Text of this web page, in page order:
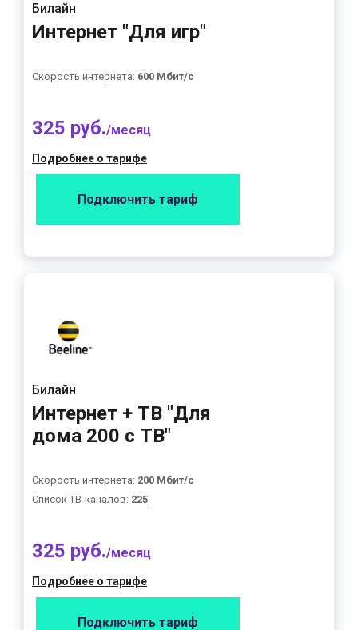
Билайн
Интернет "Для игр"
Скорость интернета: 600 Мбит/с
325 руб./месяц
Подробнее о тарифе
Подключить тариф
Билайн
Интернет + ТВ "Для
дома 200 с ТВ"
Скорость интернета: 200 Мбит/с
Список ТВ-каналов: 225
325 руб./месяц
Подробнее о тарифе
Подключить тариф